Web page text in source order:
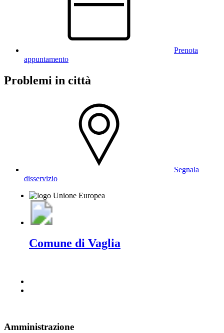
Prenota
appuntamento
Problemi in città
Segnala
disservizio
Comune di Vaglia
Amministrazione